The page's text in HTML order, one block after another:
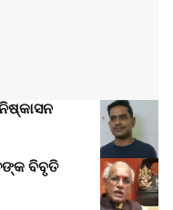
ବିବୃତି